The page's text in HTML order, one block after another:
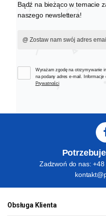
Bądź na bieżąco w temacie
naszego newslettera!
Wyrażam zgodę na otrzymywanie
na podany adres e-mail.
Prywatności
Zadzwoń do nas:
Obsługa Klienta